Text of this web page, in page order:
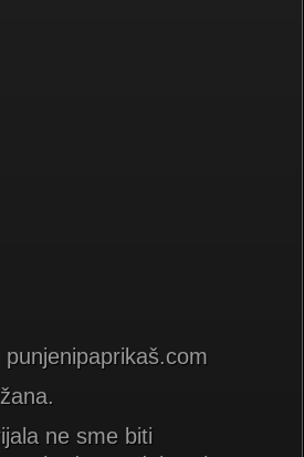
ne sme biti